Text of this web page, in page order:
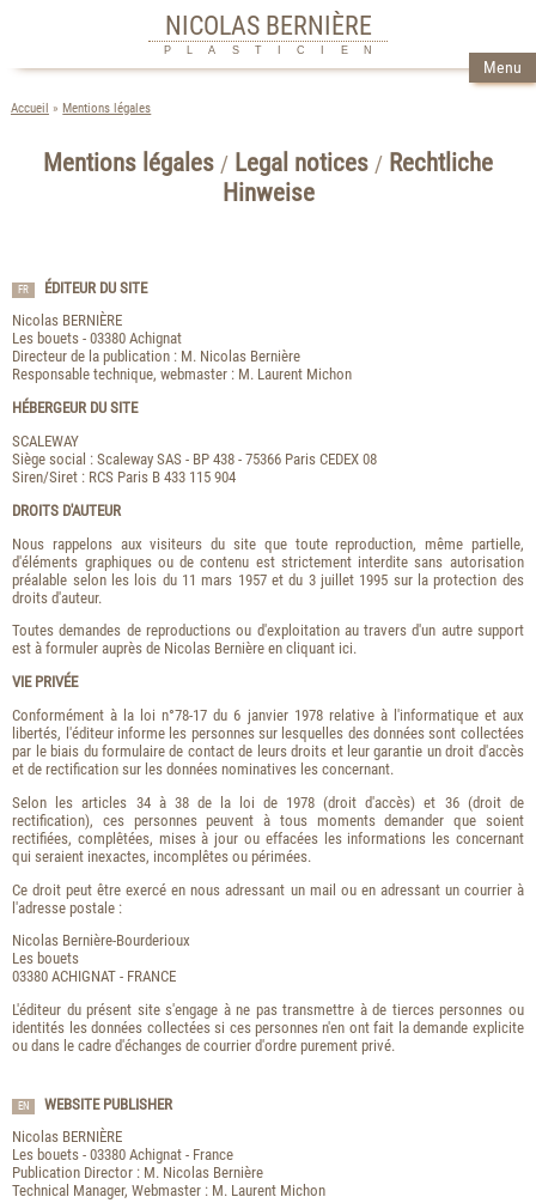
NICOLAS BERNIÈRE
PLASTICIEN
Menu
Accueil Mentions légales
Mentions légales / Legal notices / Rechtliche
Hinweise
FR
ÉDITEUR DU SITE
Nicolas BERNIÈRE
Les bouets - 03380 Achignat
Directeur de la publication : M. Nicolas Bernière
Responsable technique, webmaster : M. Laurent Michon
HÉBERGEUR DU SITE
SCALEWAY
Siège social : Scaleway SAS - BP 438 - 75366 Paris CEDEX 08
Siren/Siret : RCS Paris B 433 115 904
DROITS D'AUTEUR
Nous rappelons aux visiteurs du site que toute reproduction, même partielle,
d'éléments graphiques ou de contenu est strictement interdite sans autorisation
préalable selon les lois du 11 mars 1957 et du 3 juillet 1995 sur la protection des
droits d'auteur.
Toutes demandes de reproductions ou d'exploitation au travers d'un autre support
est à formuler auprès de Nicolas Bernière en cliquant ici.
VIE PRIVÉE
Conformément à la loi n°78-17 du 6 janvier 1978 relative à l'informatique et aux
libertés, l'éditeur informe les personnes sur lesquelles des données sont collectées
par le biais du formulaire de contact de leurs droits et leur garantie un droit d'accès
et de rectification sur les données nominatives les concernant.
Selon les articles 34 à 38 de la loi de 1978 (droit d'accès) et 36 (droit de
rectification), ces personnes peuvent à tous moments demander que soient
rectifiées, complêtées, mises à jour ou effacées les informations les concernant
qui seraient inexactes, incomplêtes ou périmées.
Ce droit peut être exercé en nous adressant un mail ou en adressant un courrier à
l'adresse postale :
Nicolas Bernière-Bourderioux
Les bouets
03380 ACHIGNAT - FRANCE
L'éditeur du présent site s'engage à ne pas transmettre à de tierces personnes ou
identités les données collectées si ces personnes n'en ont fait la demande explicite
ou dans le cadre d'échanges de courrier d'ordre purement privé.
EN
WEBSITE PUBLISHER
Nicolas BERNIÈRE
Les bouets - 03380 Achignat - France
Publication Director : M. Nicolas Bernière
Technical Manager, Webmaster : M. Laurent Michon